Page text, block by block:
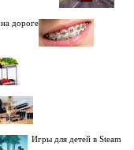
дороге
Игры для детей в Steam